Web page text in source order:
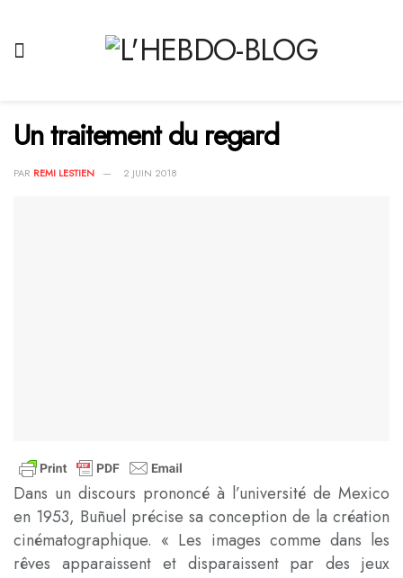
Un traitement du regard
PAR REMI LESTIEN 2 JUIN 2018
Dans un discours prononcé à l’université de Mexico
en 1953, Buñuel précise sa conception de la création
cinématographique. « Les images comme dans les
rêves apparaissent et disparaissent par des jeux